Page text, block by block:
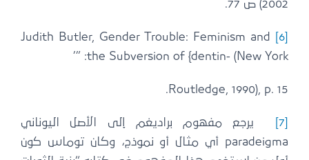
2002) ص 77.
Judith Butler, Gender Trouble: Feminism and
the Subversion of {dentin- (New York: ”’
Routledge, 1990), p. 15.
يرجع مفهوم براديغم إلى الأصل اليوناني
paradeigma أي مثال أو نموذج، وكان توماس كون